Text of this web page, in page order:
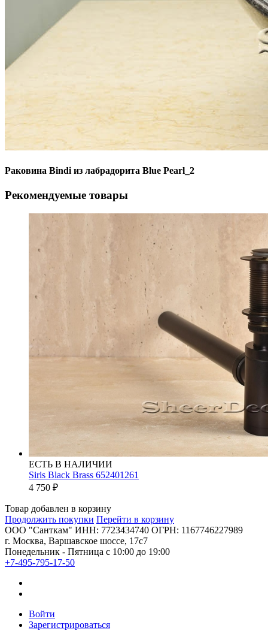
Раковина Bindi из лабрадорита Blue Pearl_2
Рекомендуемые товары
ЕСТЬ В НАЛИЧИИ
Siris Black Brass 652401261
4 750 ₽
Товар добавлен в корзину
Продолжить покупки Перейти в корзину
ООО "Санткам" ИНН: 7723434740 ОГРН: 1167746227989
г. Москва, Варшавское шоссе, 17с7
Понедельник - Пятница с 10:00 до 19:00
+7-495-795-17-50
Войти
Зарегистрироваться